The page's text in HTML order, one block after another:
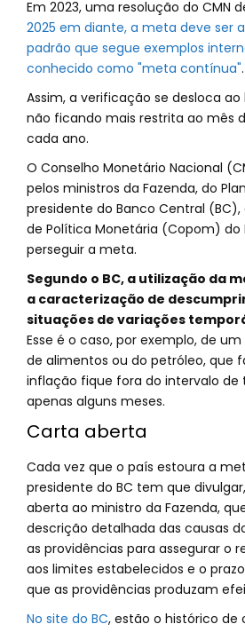
Em 2023, uma resolução do CMN
2025 em diante, a meta deve ser
padrão que segue exemplos
conhecido como "meta contínua".
Assim, a verificação se desloca
não ficando mais restrita ao mês
cada ano.
O Conselho Monetário Nacional
pelos ministros da Fazenda, do
presidente do Banco Central
de Política Monetária (Copom) do
perseguir a meta.
Segundo o BC, a utilização da
a caracterização de
situações de variações
Esse é o caso, por exemplo, de
de alimentos ou do petróleo, que
inflação fique fora do intervalo de
apenas alguns meses.
Carta aberta
Cada vez que o país estoura a
presidente do BC tem que
aberta ao ministro da Fazenda,
descrição detalhada das causas
as providências para assegurar o
aos limites estabelecidos e o
que as providências produzam
No site do BC, estão o histórico